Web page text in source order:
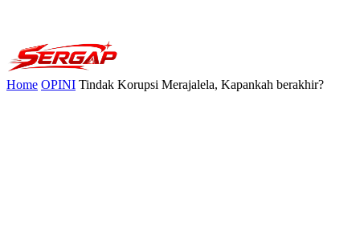
Home OPINI Tindak Korupsi Merajalela, Kapankah berakhir?